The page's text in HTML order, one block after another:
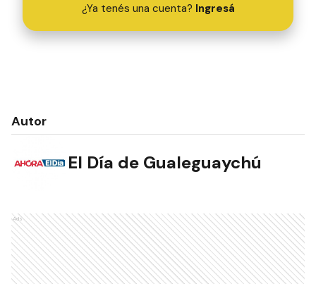
¿Ya tenés una cuenta? Ingresá
Autor
El Día de Gualeguaychú
Ads